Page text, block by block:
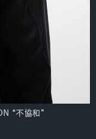
“不協和”